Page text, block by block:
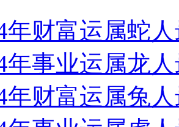
年财富运属蛇
年事业运属龙
年财富运属兔